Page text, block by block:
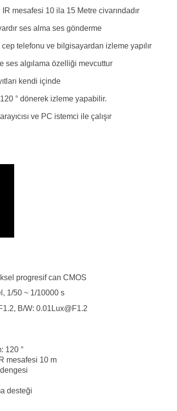
mesafesi 10 ila 15 Metre civarındadır
ses alma ses gönderme
telefonu ve bilgisayardan izleme yapılır
ses algılama özelliği mevcuttur
kendi içinde
° dönerek izleme yapabilir.
ve PC istemci ile çalışır
progresif can CMOS
1/50 ~ 1/10000 s
, B/W: 0.01Lux@F1.2
120 °
mesafesi 10 m
desteği